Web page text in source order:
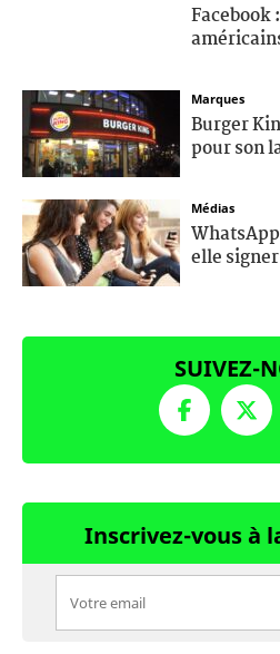
Facebook
Marques
Burger
pour son
Médias
elle
SUIVEZ-
Inscrivez-vous à